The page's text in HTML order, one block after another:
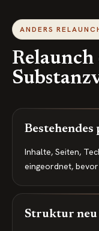
ANDERS
Relaunch
Bestehendes
Inhalte, Seiten,
eingeordnet,
Struktur neu